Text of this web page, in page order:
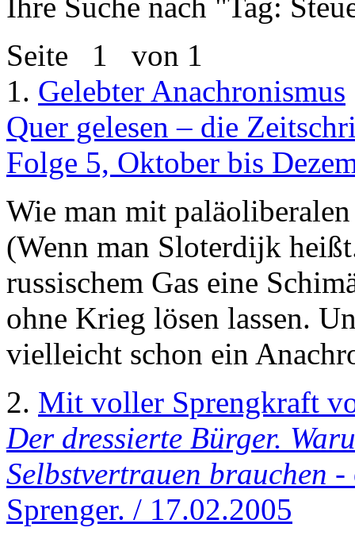
Seite 1 von 1
1. Gelebter Anachronismus
Quer gelesen – die
Folge 5, Oktober bis
Wie man mit
(Wenn man Sloterdijk
russischem Gas eine
ohne Krieg lösen lassen.
vielleicht schon ein
2. Mit voller Sprengkraft
Der dressierte Bürger.
Selbstvertrauen brauchen -
Sprenger. / 17.02.2005